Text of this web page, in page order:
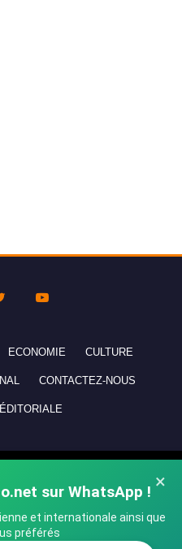
×
sur WhatsApp !
et internationale ainsi que
préférés
ECONOMIE CULTURE
CONTACTEZ-NOUS
reserved.